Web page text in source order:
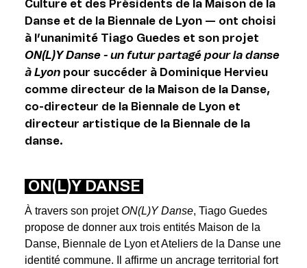
Culture et des Présidents de la Maison de la
Danse et de la Biennale de Lyon — ont choisi
à l’unanimité Tiago Guedes et son projet
ON(L)Y Danse - un futur partagé pour la danse
à Lyon pour succéder à Dominique Hervieu
comme directeur de la Maison de la Danse,
co-directeur de la Biennale de Lyon et
directeur artistique de la Biennale de la
danse.
ON(L)Y DANSE
À travers son projetON(L)Y Danse, Tiago Guedes
propose de donner aux trois entités Maison de la
Danse, Biennale de Lyon et Ateliers de la Danse une
identité commune. Il affirme un ancrage territorial fort